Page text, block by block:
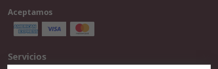
Aceptamos
Servicios